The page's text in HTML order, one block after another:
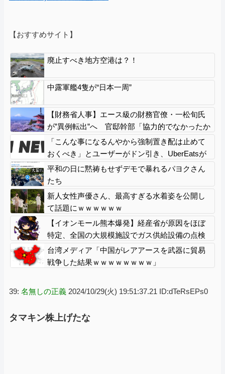
【おすすめサイト】
廃止すべき地方空港は？！
中露軍艦4隻が“日本一周”
【財務省人事】エース級の財務官僚・一松旬氏
が”異例転出”へ 官邸幹部「協力的でなかったか
ら」
「こんな事になるんやから強制置き配は止めて
おくべき」とユーザーがドン引き、UberEatsが
導入した強制置き配が起こしたのは……
平和の日に黙祷もせずデモで暴れるパヨクさん
たち
新人女性声優さん、最高すぎる水着姿を公開し
て話題にｗｗｗｗｗｗ
【イオンモール熊本爆発】経産省が原因をほぼ
特定、全国の大規模施設でガス供給設備の点検
要請にまで発展する事態に・・・【PICKUP】
台湾メディア「中国がレアアースを武器に貿易
戦争した結果ｗｗｗｗｗｗｗｗ」
39: 名無しの正義 2024/10/29(火) 19:51:37.21 ID:dTeRsEPs0
タマキン株上げたな